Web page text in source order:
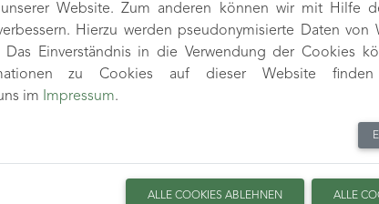
wurde nachgewiesen, dass ein Gradient an
günstig beeinflusst. Mit zusätzlichen
gegenüber UV-Alterung in Thermoplasten erhöhen.
Alterungsschutzmittel offensichtlich aus. Das
allerdings sind im Moment am Markt nur
Website. Zum anderen können wir mit Hilfe
Hierzu werden pseudonymisierte Daten von
Das Einverständnis in die Verwendung der Cookies
zu Cookies auf dieser Website
im Impressum.
ALLE COOKIES ABLEHNEN ALLE